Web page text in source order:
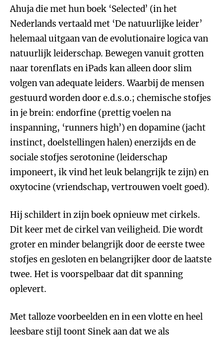
Ahuja die met hun boek ‘Selected’ (in het
Nederlands vertaald met ‘De natuurlijke leider’
helemaal uitgaan van de evolutionaire logica van
natuurlijk leiderschap. Bewegen vanuit grotten
naar torenflats en iPads kan alleen door slim
volgen van adequate leiders. Waarbij de mensen
gestuurd worden door e.d.s.o.; chemische stofjes
in je brein: endorfine (prettig voelen na
inspanning, ‘runners high’) en dopamine (jacht
instinct, doelstellingen halen) enerzijds en de
sociale stofjes serotonine (leiderschap
imponeert, ik vind het leuk belangrijk te zijn) en
oxytocine (vriendschap, vertrouwen voelt goed).
Hij schildert in zijn boek opnieuw met cirkels.
Dit keer met de cirkel van veiligheid. Die wordt
groter en minder belangrijk door de eerste twee
stofjes en gesloten en belangrijker door de laatste
twee. Het is voorspelbaar dat dit spanning
oplevert.
Met talloze voorbeelden en in een vlotte en heel
leesbare stijl toont Sinek aan dat we als